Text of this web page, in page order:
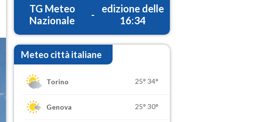
TG Meteo
Nazionale
-
edizione delle
16:34
Meteo città italiane
Torino 25° 34°
Genova 25° 30°